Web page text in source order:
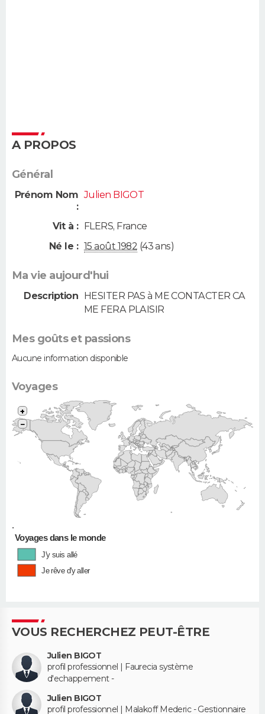
A PROPOS
Général
Prénom Nom
:
Julien BIGOT
Vit à : FLERS, France
Né le : 15 août 1982 (43 ans)
Ma vie aujourd'hui
Description
HESITER PAS à ME CONTACTER CA
ME FERA PLAISIR
Mes goûts et passions
Aucune information disponible
Voyages
•
+
−
Voyages dans le monde
J'y suis allé
Je rêve d'y aller
VOUS RECHERCHEZ PEUT-ÊTRE
Julien BIGOT
profil professionnel | Faurecia système
d'echappement -
Julien BIGOT
profil professionnel | Malakoff Mederic - Gestionnaire